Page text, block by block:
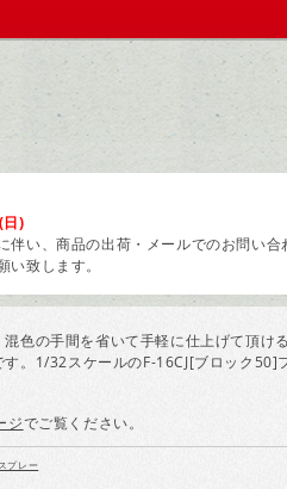
)
伴い、商品の出荷・メールでのお問い
致します。
色の手間を省いて手軽に仕上げて頂
。1/32スケールのF-16CJ[ブロック50]
ジでご覧ください。
プレー